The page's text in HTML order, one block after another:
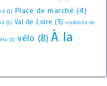
(1) Place de marché (4)
(1) Val de Loire (3) visibilité en
(1) vélo (8) À la